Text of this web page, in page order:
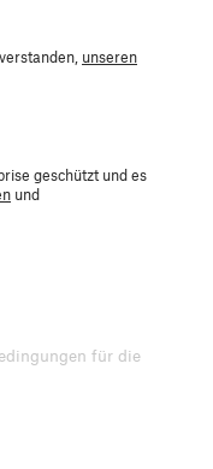
unseren
geschützt und es
und
für die